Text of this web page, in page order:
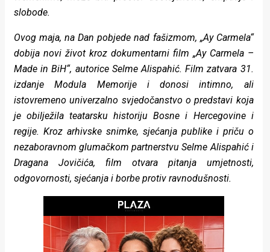
Promo
About
Urban
Magazin
slobode.
Ovog maja, na Dan pobjede nad fašizmom, „Ay Carmela“
dobija novi život kroz dokumentarni film „Ay Carmela –
Made in BiH“, autorice Selme Alispahić. Film zatvara 31.
izdanje Modula Memorije i donosi intimno, ali
istovremeno univerzalno svjedočanstvo o predstavi koja
je obilježila teatarsku historiju Bosne i Hercegovine i
regije. Kroz arhivske snimke, sjećanja publike i priču o
nezaboravnom glumačkom partnerstvu Selme Alispahić i
Dragana Jovičića, film otvara pitanja umjetnosti,
odgovornosti, sjećanja i borbe protiv ravnodušnosti.